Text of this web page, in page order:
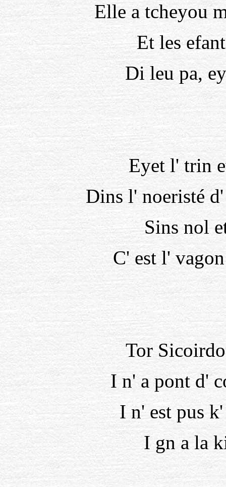
Elle a tcheyou
Et les
Di leu pa,
Eyet l' trin
Dins l' noeristé
Sins nol
C' est l'
Tor
I n' a pont d'
I n' est pus
I gn a la